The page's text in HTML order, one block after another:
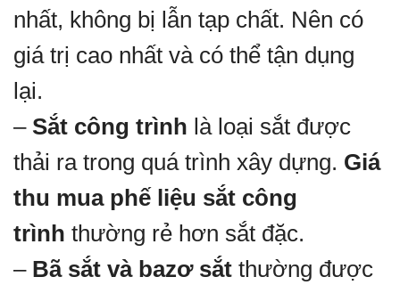
nhất, không bị lẫn tạp chất. Nên có
giá trị cao nhất và có thể tận dụng
lại.
– Sắt công trình là loại sắt được
thải ra trong quá trình xây dựng. Giá
thu mua phế liệu sắt công
trình thường rẻ hơn sắt đặc.
– Bã sắt và bazơ sắt thường được